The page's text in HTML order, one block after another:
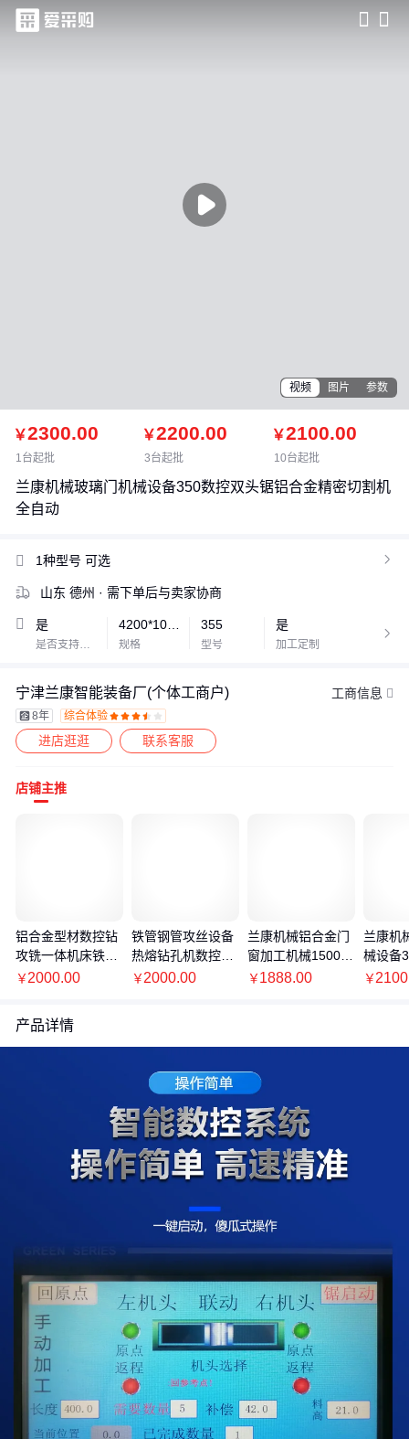

视频 图片 参数
￥2300.00
1台起批
￥2200.00
3台起批
￥2100.00
10台起批
兰康机械玻璃门机械设备350数控双头锯铝合金精密切割机
全自动
1种型号 可选 
山东 德州 · 需下单后与卖家协商
是
是否支持加工定制
4200*1000*1119mm
规格
355
型号
是
加工定制

宁津兰康智能装备厂(个体工商户) 工商信息
8年 综合体验     
   
进店逛逛 联系客服
店铺主推
铝合金型材数控钻
攻铣一体机床铁方
管多轴多功能全自
￥2000.00
铁管钢管攻丝设备
热熔钻孔机数控全
自动热熔钻孔攻牙
￥2000.00
兰康机械铝合金门
窗加工机械1500数
控钻铣机床玻璃门
￥1888.00
兰康机
械设备
头锯铝
￥
产品详情